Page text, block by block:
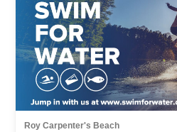
Roy Carpenter's Beach